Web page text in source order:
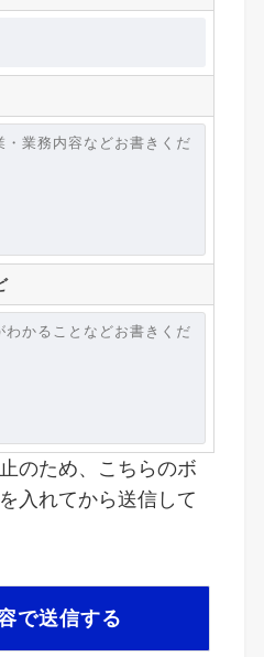
のため、こちらのボ
入れてから送信して